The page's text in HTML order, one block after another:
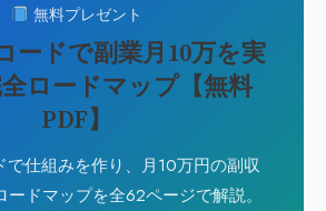
無料プレゼント
ードで副業月10万を実
ロードマップ【無料
PDF】
で仕組みを作り、月10万円の副収
ドマップを全62ページで解説。